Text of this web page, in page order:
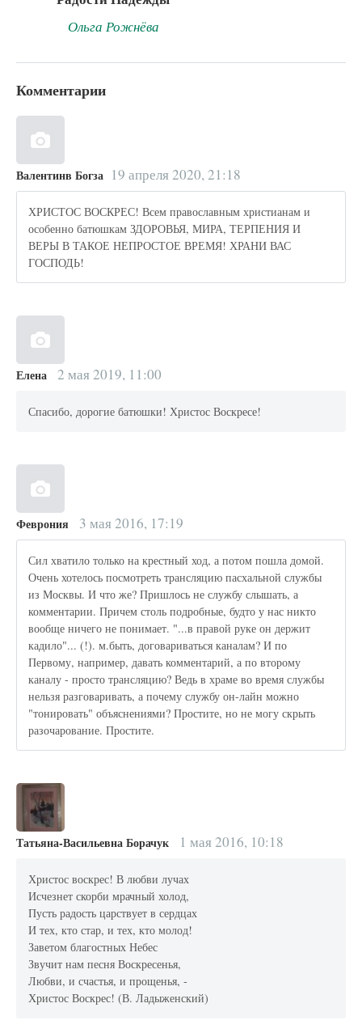
Ольга Рожнёва
Комментарии
Валентинв Богза 19 апреля 2020, 21:18
ХРИСТОС ВОСКРЕС! Всем православным христианам и
особенно батюшкам ЗДОРОВЬЯ, МИРА, ТЕРПЕНИЯ И
ВЕРЫ В ТАКОЕ НЕПРОСТОЕ ВРЕМЯ! ХРАНИ ВАС
ГОСПОДЬ!
Елена 2 мая 2019, 11:00
Спасибо, дорогие батюшки! Христос Воскресе!
Феврония 3 мая 2016, 17:19
Сил хватило только на крестный ход, а потом пошла домой.
Очень хотелось посмотреть трансляцию пасхальной службы
из Москвы. И что же? Пришлось не службу слышать, а
комментарии. Причем столь подробные, будто у нас никто
вообще ничего не понимает. "...в правой руке он держит
кадило"... (!). м.быть, договариваться каналам? И по
Первому, например, давать комментарий, а по второму
каналу - просто трансляцию? Ведь в храме во время службы
нельзя разговаривать, а почему службу он-лайн можно
"тонировать" объяснениями? Простите, но не могу скрыть
разочарование. Простите.
Татьяна-Васильевна Борачук 1 мая 2016, 10:18
Христос воскрес! В любви лучах
Исчезнет скорби мрачный холод,
Пусть радость царствует в сердцах
И тех, кто стар, и тех, кто молод!
Заветом благостных Небес
Звучит нам песня Воскресенья,
Любви, и счастья, и прощенья, -
Христос Воскрес! (В. Ладыженский)